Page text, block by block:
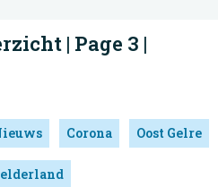
| Page 3 |
Corona Oost Gelre